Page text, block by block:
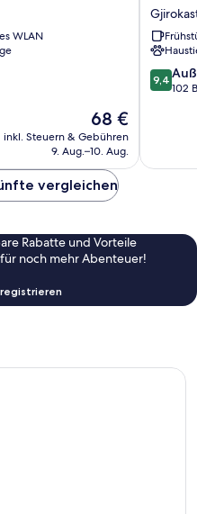
WLAN
Der
Preis
beträgt
68 €
inkl. Steuern & Gebühren
9. Aug.–10. Aug.
Kalemi
2
9.4
von
9,4
102
vergleichen
Rabatte und Vorteile
noch mehr Abenteuer!